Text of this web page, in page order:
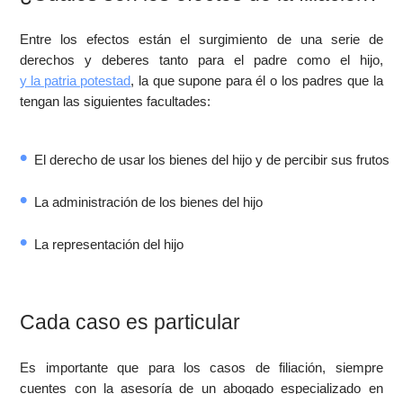
Entre los efectos están el surgimiento de una serie de
derechos y deberes tanto para el padre como el hijo,
y la patria potestad, la que supone para él o los padres que la
tengan las siguientes facultades:
El derecho de usar los bienes del hijo y de percibir sus frutos
La administración de los bienes del hijo
La representación del hijo
Cada caso es particular
Es importante que para los casos de filiación, siempre
cuentes con la asesoría de un abogado especializado en